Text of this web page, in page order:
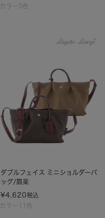
カラー5色
カラー11色
ダブルフェイス ミニショルダーバ
ッグ/肩楽
¥4,620税込